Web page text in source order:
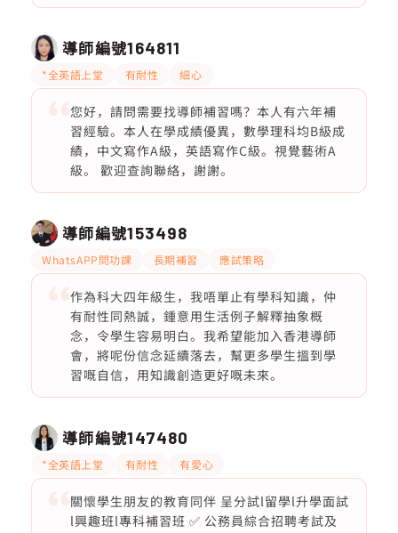
導師編號164811
*全英語上堂 有耐性 細心
您好，請問需要找導師補習嗎？本人有六年補
習經驗。本人在學成績優異，數學理科均B級成
績，中文寫作A級，英語寫作C級。視覺藝術A
級。 歡迎查詢聯絡，謝謝。
導師編號153498
WhatsAPP問功課 長期補習 應試策略
作為科大四年級生，我唔單止有學科知識，仲
有耐性同熱誠，鍾意用生活例子解釋抽象概
念，令學生容易明白。我希望能加入香港導師
會，將呢份信念延續落去，幫更多學生搵到學
習嘅自信，用知識創造更好嘅未來。
導師編號147480
*全英語上堂 有耐性 有愛心
關懷學生朋友的教育同伴 ️呈分試l留學l升學面試
l興趣班l專科補習班 ✅ 公務員綜合招聘考試及